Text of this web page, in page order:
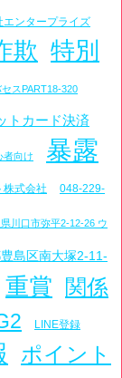
エンタープライズ
欺 特別
スPART18-320
トカード決済
者向け 暴露
株式会社 048-229-
川口市弥平2-12-26 ウ
島区南大塚2-11-
重賞
関係
LINE登録
ポイント